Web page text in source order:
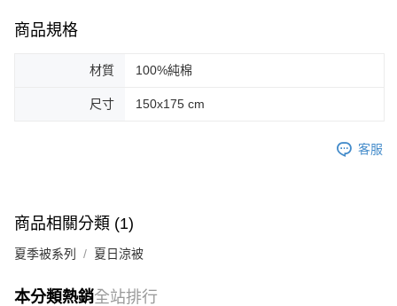
商品規格
材質 100%純棉
尺寸 150x175 cm
客服
商品相關分類 (1)
夏季被系列 夏日涼被
本分類熱銷全站排行